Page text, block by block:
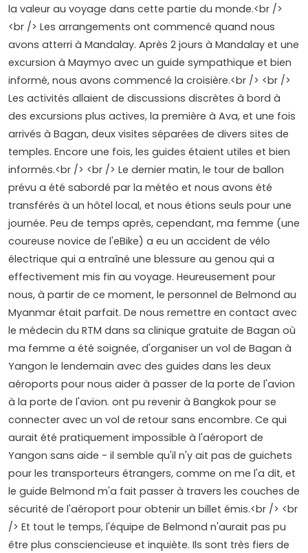
la valeur au voyage dans cette partie du monde.<br />
<br /> Les arrangements ont commencé quand nous
avons atterri à Mandalay. Après 2 jours à Mandalay et une
excursion à Maymyo avec un guide sympathique et bien
informé, nous avons commencé la croisière.<br /> <br />
Les activités allaient de discussions discrètes à bord à
des excursions plus actives, la première à Ava, et une fois
arrivés à Bagan, deux visites séparées de divers sites de
temples. Encore une fois, les guides étaient utiles et bien
informés.<br /> <br /> Le dernier matin, le tour de ballon
prévu a été sabordé par la météo et nous avons été
transférés à un hôtel local, et nous étions seuls pour une
journée. Peu de temps après, cependant, ma femme (une
coureuse novice de l'eBike) a eu un accident de vélo
électrique qui a entraîné une blessure au genou qui a
effectivement mis fin au voyage. Heureusement pour
nous, à partir de ce moment, le personnel de Belmond au
Myanmar était parfait. De nous remettre en contact avec
le médecin du RTM dans sa clinique gratuite de Bagan où
ma femme a été soignée, d'organiser un vol de Bagan à
Yangon le lendemain avec des guides dans les deux
aéroports pour nous aider à passer de la porte de l'avion
à la porte de l'avion. ont pu revenir à Bangkok pour se
connecter avec un vol de retour sans encombre. Ce qui
aurait été pratiquement impossible à l'aéroport de
Yangon sans aide - il semble qu'il n'y ait pas de guichets
pour les transporteurs étrangers, comme on me l'a dit, et
le guide Belmond m'a fait passer à travers les couches de
sécurité de l'aéroport pour obtenir un billet émis.<br /> <br
/> Et tout le temps, l'équipe de Belmond n'aurait pas pu
être plus consciencieuse et inquiète. Ils sont très fiers de